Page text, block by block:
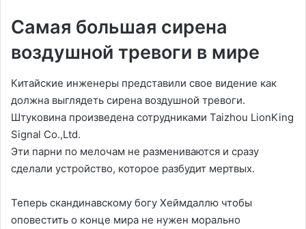
Самая большая сирена
воздушной тревоги в мире
Китайские инженеры представили свое видение как
должна выглядеть сирена воздушной тревоги.
Штуковина произведена сотрудниками Taizhou LionKing
Signal Co.,Ltd.
Эти парни по мелочам не размениваются и сразу
сделали устройство, которое разбудит мертвых.
Теперь скандинавскому богу Хеймдаллю чтобы
оповестить о конце мира не нужен морально